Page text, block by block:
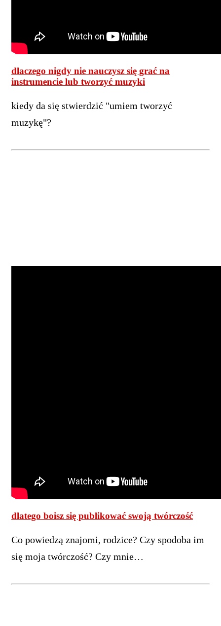
dlaczego nigdy nie nauczysz się grać na
instrumencie lub tworzyć muzyki
kiedy da się stwierdzić "umiem tworzyć
muzykę"?
dlatego boisz się publikować swoją twórczość
Co powiedzą znajomi, rodzice? Czy spodoba im
się moja twórczość? Czy mnie…